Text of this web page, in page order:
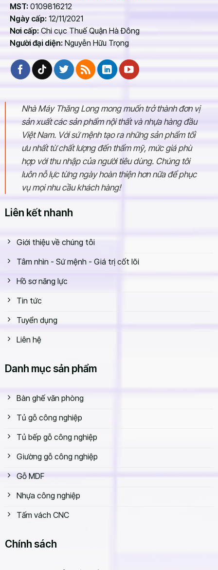
MST: 0109816212
Ngày cấp: 12/11/2021
Nơi cấp:Chi cục Thuế Quận Hà Đông
Người đại diện:Nguyễn Hữu Trọng
Nhà Máy Thăng Long mong muốn trở thành đơn vị
sản xuất các sản phẩm nội thất và nhựa hàng đầu
Việt Nam. Với sứ mệnh tạo ra những sản phẩm tối
ưu nhất từ chất lượng đến thẩm mỹ, mức giá phù
hợp với thu nhập của người tiêu dùng. Chúng tôi
luôn nỗ lực từng ngày hoàn thiện hơn nữa để phục
vụ mọi nhu cầu khách hàng!
Liên kết nhanh
Giới thiệu về chúng tôi
Tâm nhìn - Sứ mệnh - Giá trị cốt lõi
Hồ sơ năng lực
Tin tức
Tuyển dụng
Liên hệ
Danh mục sản phẩm
Bàn ghế văn phòng
Tủ gỗ công nghiệp
Tủ bếp gỗ công nghiệp
Giường gỗ công nghiệp
Gỗ MDF
Nhựa công nghiệp
Tấm vách CNC
Chính sách